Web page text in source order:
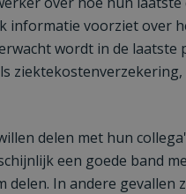
informatie voorziet over
wordt in de laatste
ziektekostenverzekering,
delen met hun
een goede band
delen. In andere gevallen